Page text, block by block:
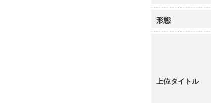
形態
上位タイトル